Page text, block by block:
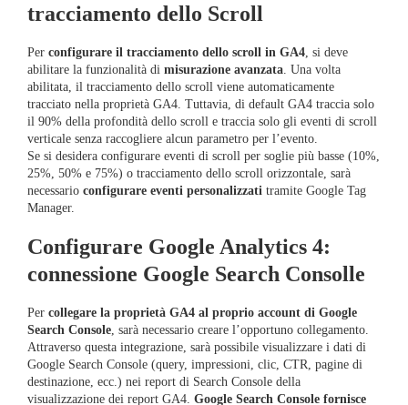
tracciamento dello Scroll
Per configurare il tracciamento dello scroll in GA4 , si deve
abilitare la funzionalità di misurazione avanzata . Una volta
abilitata, il tracciamento dello scroll viene automaticamente
tracciato nella proprietà GA4. Tuttavia, di default GA4 traccia solo
il 90% della profondità dello scroll e traccia solo gli eventi di scroll
verticale senza raccogliere alcun parametro per l’evento.
Se si desidera configurare eventi di scroll per soglie più basse (10%,
25%, 50% e 75%) o tracciamento dello scroll orizzontale, sarà
necessario configurare eventi personalizzati tramite Google Tag
Manager.
Configurare Google Analytics 4:
connessione Google Search Consolle
Per collegare la proprietà GA4 al proprio account di Google
Search Console , sarà necessario creare l’opportuno collegamento.
Attraverso questa integrazione, sarà possibile visualizzare i dati di
Google Search Console (query, impressioni, clic, CTR, pagine di
destinazione, ecc.) nei report di Search Console della
visualizzazione dei report GA4. Google Search Console fornisce